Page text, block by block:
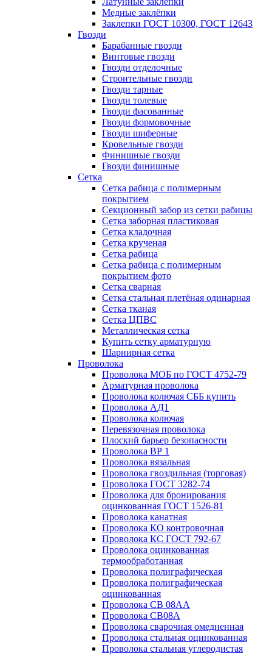
Медные заклёпки
Заклепки ГОСТ 10300, ГОСТ 12643
Гвозди
Барабанные гвозди
Винтовые гвозди
Гвозди отделочные
Строительные гвозди
Гвозди тарные
Гвозди толевые
Гвозди фасованные
Гвозди формовочные
Гвозди шиферные
Кровельные гвозди
Финишные гвозди
Гвозди финишные
Сетка
Сетка рабица с полимерным
покрытием
Секционный забор из сетки рабицы
Сетка заборная пластиковая
Сетка кладочная
Сетка крученая
Сетка рабица
Сетка рабица с полимерным
покрытием фото
Сетка сварная
Сетка стальная плетёная одинарная
Сетка тканая
Сетка ЦПВС
Металлическая сетка
Купить сетку арматурную
Шарнирная сетка
Проволока
Проволока МОБ по ГОСТ 4752-79
Арматурная проволока
Проволока колючая СББ купить
Проволока АД1
Проволока колючая
Перевязочная проволока
Плоский барьер безопасности
Проволока ВР 1
Проволока вязальная
Проволока гвоздильная (торговая)
Проволока ГОСТ 3282-74
Проволока для бронирования
оцинкованная ГОСТ 1526-81
Проволока канатная
Проволока КО контровочная
Проволока КС ГОСТ 792-67
Проволока оцинкованная
термообработанная
Проволока полиграфическая
Проволока полиграфическая
оцинкованная
Проволока СВ 08АА
Проволока СВ08А
Проволока сварочная омедненная
Проволока стальная оцинкованная
Проволока стальная углеродистая